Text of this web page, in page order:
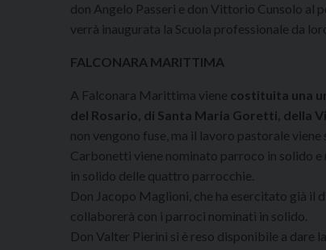
don Angelo Passeri e don Vittorio Cunsolo al
verrà inaugurata la Scuola professionale da
FALCONARA MARITTIMA
A Falconara Marittima viene costituita una
del Rosario, di Santa Maria Goretti, della
non vengono fuse, ma il lavoro pastorale
Carbonetti viene nominato parroco in solido
in solido delle quattro parrocchie.
Don Jacopo Maglioni, che ha esercitato già il
collaborerà con i parroci nominati in solido.
Don Valter Pierini si è reso disponibile a dare